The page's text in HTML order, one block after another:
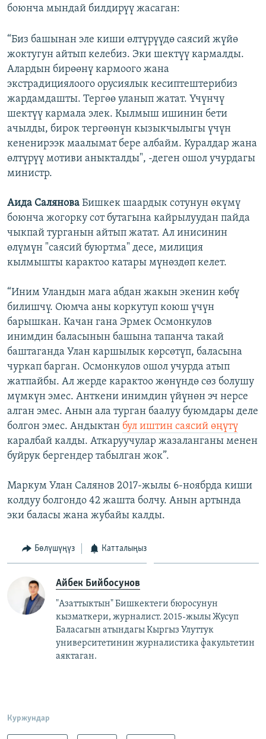
боюнча мындай билдирүү жасаган:
“Биз башынан эле киши өлтүрүүдө саясий жүйө
жоктугун айтып келебиз. Эки шектүү кармалды.
Алардын бирөөнү кармоого жана
экстрадициялоого орусиялык кесиптештерибиз
жардамдашты. Тергөө уланып жатат. Үчүнчү
шектүү кармала элек. Кылмыш ишинин бети
ачылды, бирок тергөөнүн кызыкчылыгы үчүн
кененирээк маалымат бере албайм. Куралдар жана
өлтүрүү мотиви аныкталды", -деген ошол учурдагы
министр.
Аида Салянова Бишкек шаардык сотунун өкүмү
боюнча жогорку сот бутагына кайрылуудан пайда
чыкпай турганын айтып жатат. Ал инисинин
өлүмүн "саясий буюртма" десе, милиция
кылмышты карактоо катары мүнөздөп келет.
“Иним Уландын мага абдан жакын экенин көбү
билишчү. Оюмча аны коркутуп коюш үчүн
барышкан. Качан гана Эрмек Осмонкулов
инимдин баласынын башына тапанча такай
баштаганда Улан каршылык көрсөтүп, баласына
чуркап барган. Осмонкулов ошол учурда атып
жатпайбы. Ал жерде карактоо жөнүндө сөз болушу
мүмкүн эмес. Анткени инимдин үйүнөн эч нерсе
алган эмес. Анын ала турган баалуу буюмдары деле
болгон эмес. Андыктан бул иштин саясий өңүтү
каралбай калды. Аткаруучулар жазаланганы менен
буйрук бергендер табылган жок”.
Маркум Улан Салянов 2017-жылы 6-ноябрда киши
колдуу болгондо 42 жашта болчу. Анын артында
эки баласы жана жубайы калды.
Бөлүшүңүз Катталыңыз
Айбек Бийбосунов
"Азаттыктын" Бишкектеги бюросунун
кызматкери, журналист. 2015-жылы Жусуп
Баласагын атындагы Кыргыз Улуттук
университетинин журналистика факультетин
аяктаган.
Куржундар